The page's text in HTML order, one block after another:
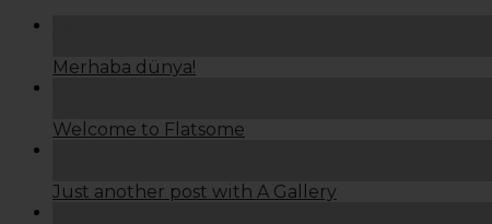
Merhaba dünya!
Welcome to Flatsome
Just another post with A Gallery